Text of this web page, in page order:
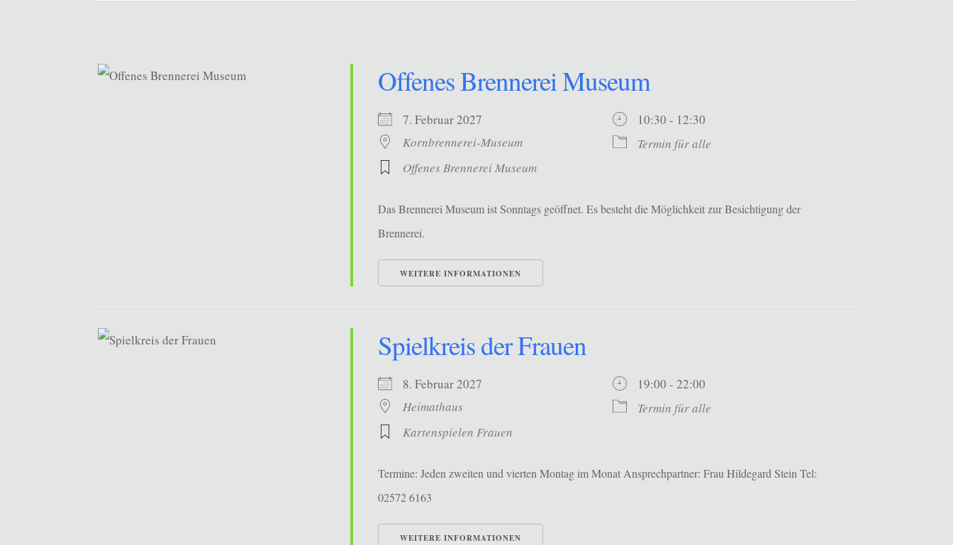
Offenes Brennerei Museum
7. Februar 2027
10:30 - 12:30
Kornbrennerei-Museum
Termin für alle
Offenes Brennerei Museum
Das Brennerei Museum ist Sonntags geöffnet. Es besteht die Möglichkeit zur Besichtigung der
Brennerei.
WEITERE INFORMATIONEN
Spielkreis der Frauen
8. Februar 2027
19:00 - 22:00
Heimathaus
Termin für alle
Kartenspielen Frauen
Termine: Jeden zweiten und vierten Montag im Monat Ansprechpartner: Frau Hildegard Stein Tel:
02572 6163
WEITERE INFORMATIONEN